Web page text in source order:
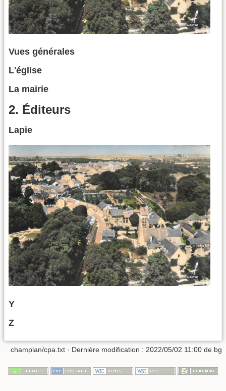
Vues générales
L'église
La mairie
2. Éditeurs
Lapie
Y
Z
champlan/cpa.txt · Dernière modification : 2022/05/02 11:00 de bg